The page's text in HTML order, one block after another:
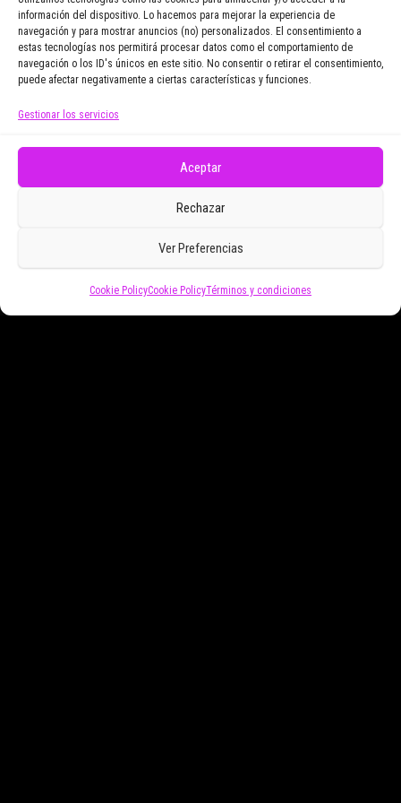
información del dispositivo. Lo hacemos para mejorar la experiencia de
navegación y para mostrar anuncios (no) personalizados. El consentimiento a
estas tecnologías nos permitirá procesar datos como el comportamiento de
navegación o los ID's únicos en este sitio. No consentir o retirar el consentimiento,
puede afectar negativamente a ciertas características y funciones.
Gestionar los servicios
Aceptar
Rechazar
Ver Preferencias
Cookie PolicyCookie PolicyTérminos y condiciones
Email Address
electrónicos promocionales de Zoomdestinos.es
Funciona gracias aWordPress |Tema:Envo Magazine